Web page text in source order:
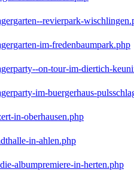
revierpark-
im-fredenbaumpark.php
on-tour-im-diertich-
im-buergerhaus-
in-oberhausen.php
in-ahlen.php
albumpremiere-in-herten.php